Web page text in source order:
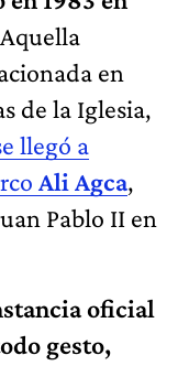
Aquella
en
de la Iglesia,
llegó a
Ali Agca,
Pablo II en
oficial
gesto,